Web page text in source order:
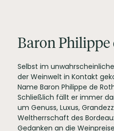
Baron
Selbst im
der Weinwelt in Kontakt
Name Baron Philippe de
Schließlich fällt er immer
um Genuss, Luxus,
Weltherrschaft des
Gedanken an die